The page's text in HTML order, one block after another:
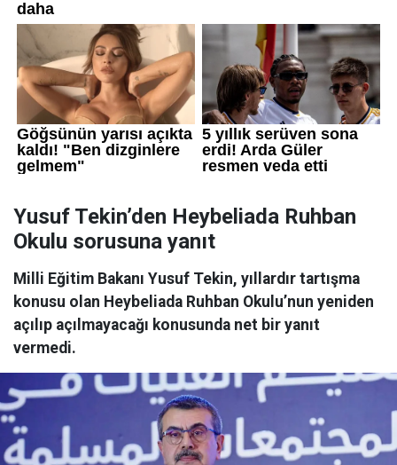
Yusuf Tekin’den Heybeliada Ruhban
Okulu sorusuna yanıt
Milli Eğitim Bakanı Yusuf Tekin, yıllardır tartışma
konusu olan Heybeliada Ruhban Okulu’nun yeniden
açılıp açılmayacağı konusunda net bir yanıt
vermedi.